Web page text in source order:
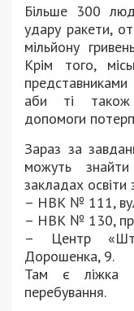
Більше 300
удару ракети,
мільйону
Крім того,
аби ті також
допомоги
Зараз за
можуть
закладах
– НВК № 111,
– НВК № 130,
– Центр
Дорошенка, 9.
Там є ліжка
перебування.